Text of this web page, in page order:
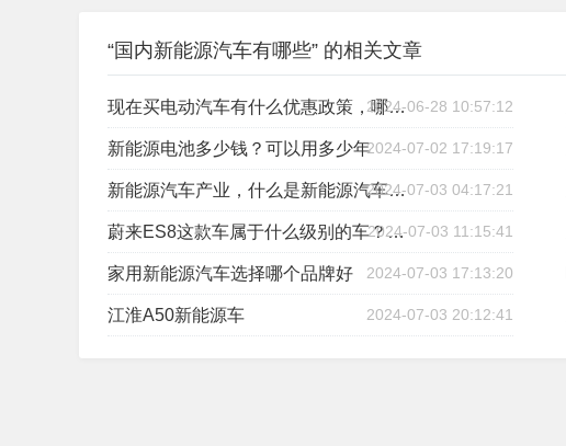
“国内新能源汽车有哪些” 的相关文章
现在买电动汽车有什么优惠政策，哪里有卖的？
2024-06-28 10:57:12
新能源电池多少钱？可以用多少年2024-07-02 17:19:17
新能源汽车产业，什么是新能源汽车产业
2024-07-03 04:17:21
蔚来ES8这款车属于什么级别的车？价格多少？
2024-07-03 11:15:41
家用新能源汽车选择哪个品牌好 2024-07-03 17:13:20
江淮A50新能源车 2024-07-03 20:12:41